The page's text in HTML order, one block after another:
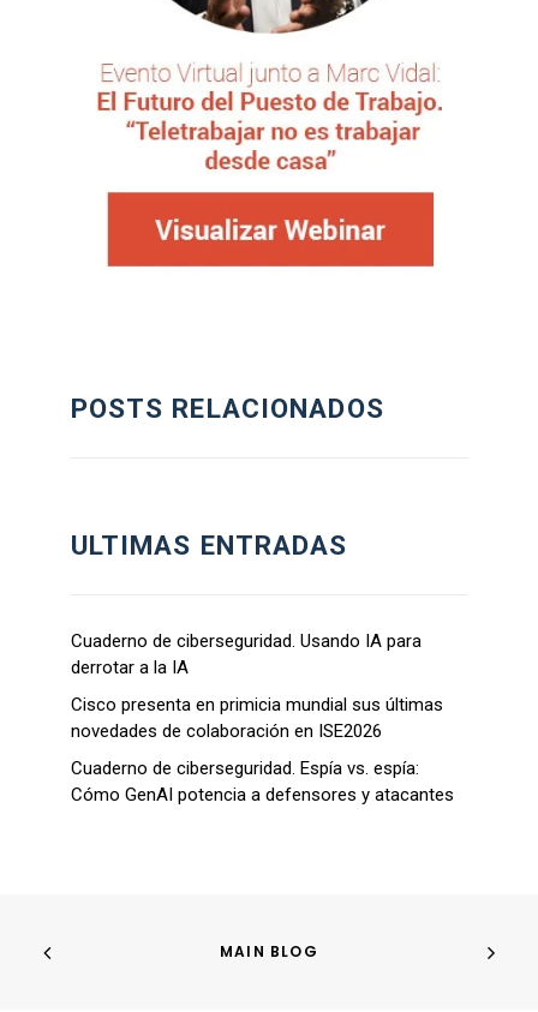
POSTS RELACIONADOS
ULTIMAS ENTRADAS
Cuaderno de ciberseguridad. Usando IA para
derrotar a la IA
Cisco presenta en primicia mundial sus últimas
novedades de colaboración en ISE2026
Cuaderno de ciberseguridad. Espía vs. espía:
Cómo GenAI potencia a defensores y atacantes
MAIN BLOG